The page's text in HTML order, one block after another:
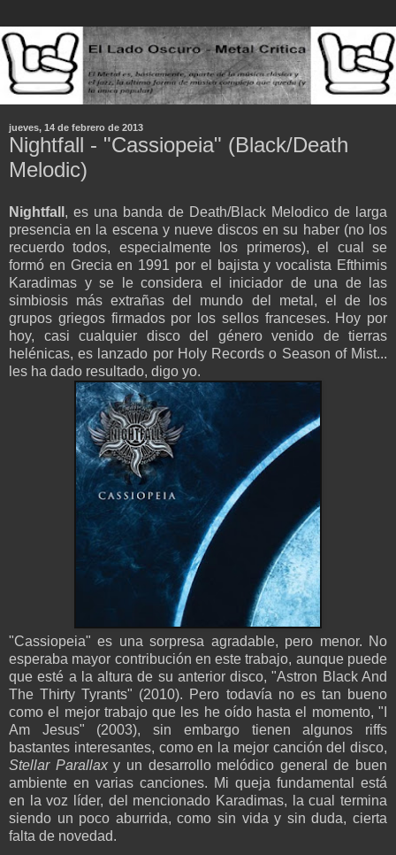
jueves, 14 de febrero de 2013
Nightfall - "Cassiopeia" (Black/Death
Melodic)
Nightfall , es una banda de Death/Black Melodico de larga
presencia en la escena y nueve discos en su haber (no los
recuerdo todos, especialmente los primeros), el cual se
formó en Grecia en 1991 por el bajista y vocalista Efthimis
Karadimas y se le considera el iniciador de una de las
simbiosis más extrañas del mundo del metal, el de los
grupos griegos firmados por los sellos franceses. Hoy por
hoy, casi cualquier disco del género venido de tierras
helénicas, es lanzado por Holy Records o Season of Mist...
les ha dado resultado, digo yo.
"Cassiopeia" es una sorpresa agradable, pero menor. No
esperaba mayor contribución en este trabajo, aunque puede
que esté a la altura de su anterior disco, "Astron Black And
The Thirty Tyrants" (2010). Pero todavía no es tan bueno
como el mejor trabajo que les he oído hasta el momento, "I
Am Jesus" (2003), sin embargo tienen algunos riffs
bastantes interesantes, como en la mejor canción del disco,
Stellar Parallaxy un desarrollo melódico general de buen
ambiente en varias canciones. Mi queja fundamental está
en la voz líder, del mencionado Karadimas, la cual termina
siendo un poco aburrida, como sin vida y sin duda, cierta
falta de novedad.